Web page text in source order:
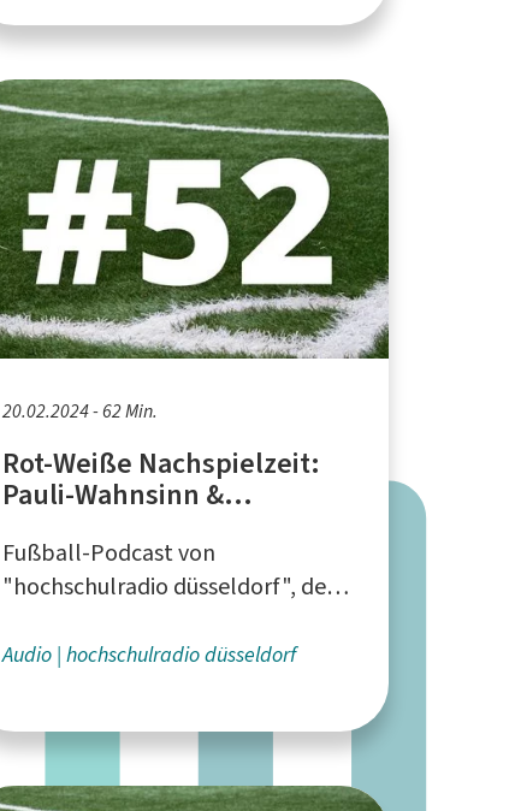
20.02.2024 - 62 Min.
Rot-Weiße Nachspielzeit:
Pauli-Wahnsinn &
Fußball-Podcast von
"hochschulradio düsseldorf", dem
Hochschulen
Audio hochschulradio düsseldorf